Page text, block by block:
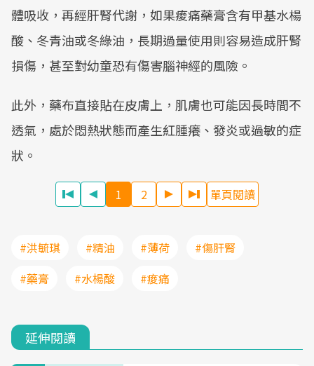
體吸收，再經肝腎代謝，如果痠痛藥膏含有甲基水楊
酸、冬青油或冬綠油，長期過量使用則容易造成肝腎
損傷，甚至對幼童恐有傷害腦神經的風險。
此外，藥布直接貼在皮膚上，肌膚也可能因長時間不
透氣，處於悶熱狀態而產生紅腫癢、發炎或過敏的症
狀。
1 2 單頁閱讀
#洪毓琪 #精油 #薄荷
#傷肝腎
#藥膏
#水楊酸 #痠痛
延伸閱讀